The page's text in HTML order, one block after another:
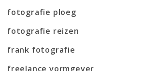
fotografie ploeg
fotografie reizen
frank fotografie
freelance vormgever